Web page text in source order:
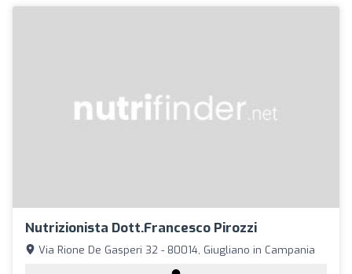
Nutrizionista Dott.Francesco Pirozzi
Via Rione De Gasperi 32 - 80014, Giugliano in Campania